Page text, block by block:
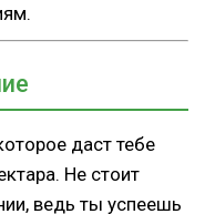
даст тебе
Не стоит
ведь ты успеешь